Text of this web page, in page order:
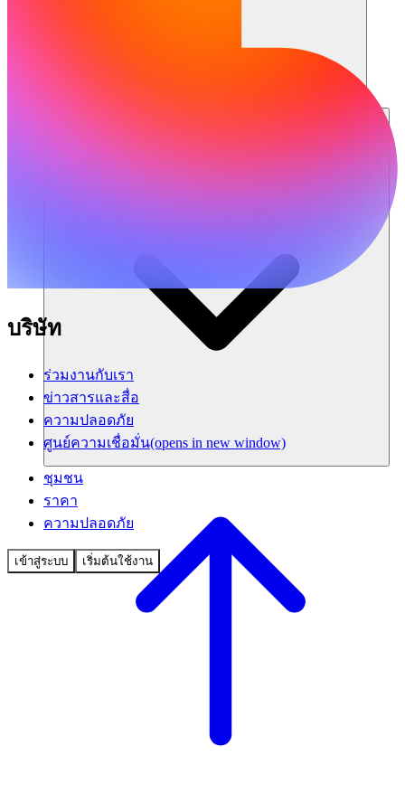
ชุมชน
ราคา
ความปลอดภัย
เข้าสู่ระบบ เริ่มต้นใช้งาน
บริษัท
ร่วมงานกับเรา
ข่าวสารและสื่อ
ความปลอดภัย
ศูนย์ความเชื่อมั่น(opens in new window)